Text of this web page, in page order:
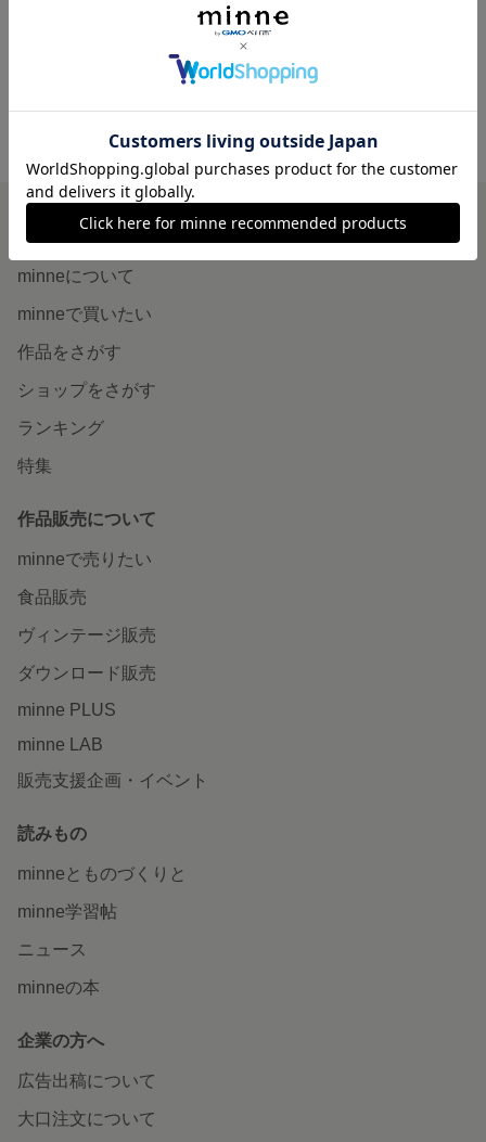
Shun Bloom’s GALLERY の作品一覧
minneを知る
minneについて
minneで買いたい
作品をさがす
ショップをさがす
ランキング
特集
作品販売について
minneで売りたい
食品販売
ヴィンテージ販売
ダウンロード販売
minne PLUS
minne LAB
販売支援企画・イベント
読みもの
minneとものづくりと
minne学習帖
ニュース
minneの本
企業の方へ
広告出稿について
大口注文について